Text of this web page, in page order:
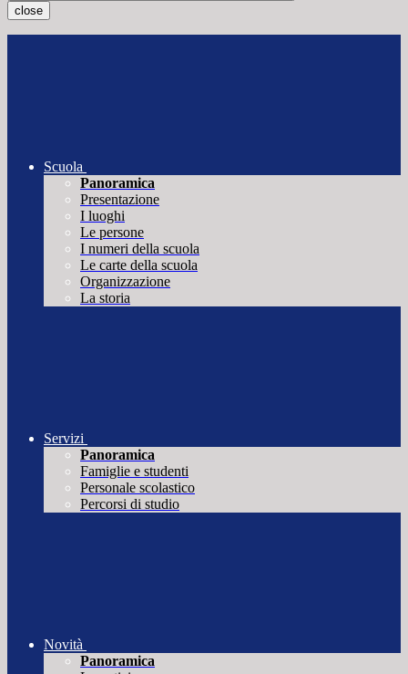
close
Scuola
Panoramica
Presentazione
I luoghi
Le persone
I numeri della scuola
Le carte della scuola
Organizzazione
La storia
Servizi
Panoramica
Famiglie e studenti
Personale scolastico
Percorsi di studio
Novità
Panoramica